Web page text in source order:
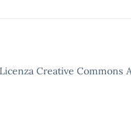
Creative Commons